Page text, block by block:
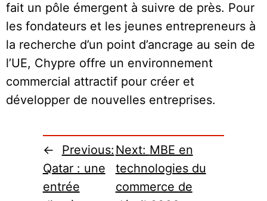
fait un pôle émergent à suivre de près. Pour
les fondateurs et les jeunes entrepreneurs à
la recherche d’un point d’ancrage au sein de
l’UE, Chypre offre un environnement
commercial attractif pour créer et
développer de nouvelles entreprises.
←
Previous:
Qatar : une
entrée
Next: MBE en
technologies du
commerce de